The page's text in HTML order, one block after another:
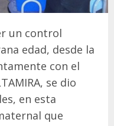
un control
edad, desde la
con el
se dio
en esta
que